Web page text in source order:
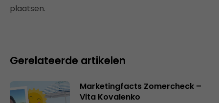
plaatsen.
Gerelateerde artikelen
Marketingfacts Zomercheck –
Vita Kovalenko